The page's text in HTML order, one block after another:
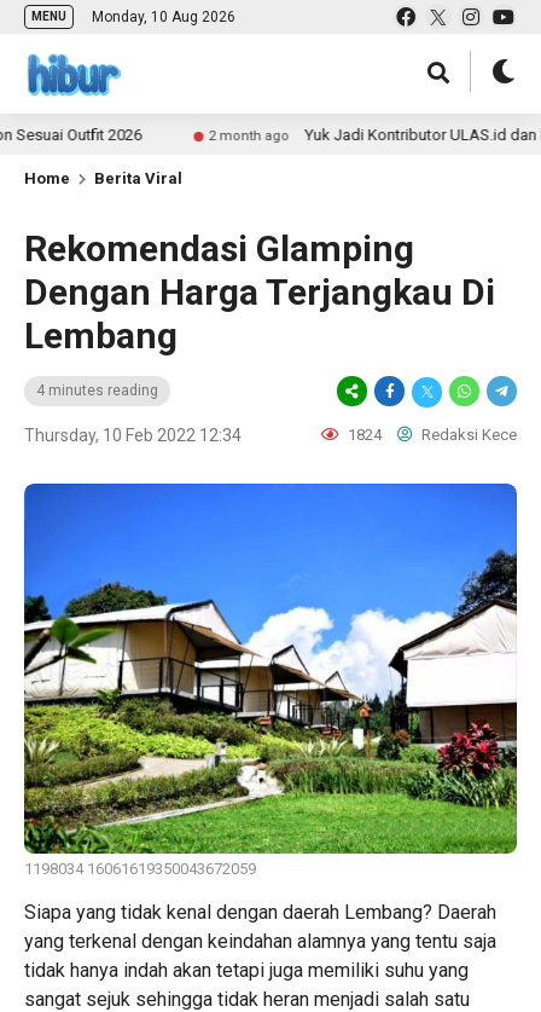
MENU Monday, 10 Aug 2026
2026 2 month ago Yuk Jadi Kontributor ULAS.id dan Bagikan
Home Berita Viral
Rekomendasi Glamping
Dengan Harga Terjangkau Di
Lembang
4 minutes reading
Thursday, 10 Feb 2022 12:34 1824 Redaksi Kece
1198034 16061619350043672059
Siapa yang tidak kenal dengan daerah Lembang? Daerah
yang terkenal dengan keindahan alamnya yang tentu saja
tidak hanya indah akan tetapi juga memiliki suhu yang
sangat sejuk sehingga tidak heran menjadi salah satu